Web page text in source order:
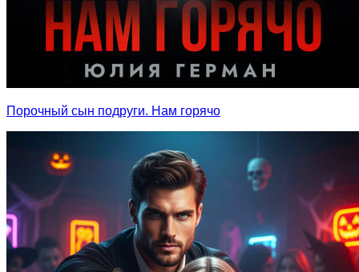
Порочный сын подруги. Нам горячо